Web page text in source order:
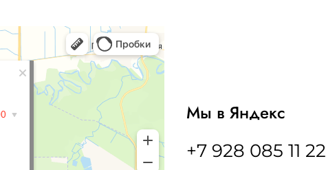
Мы в Яндекс
+7 928 085 11 22